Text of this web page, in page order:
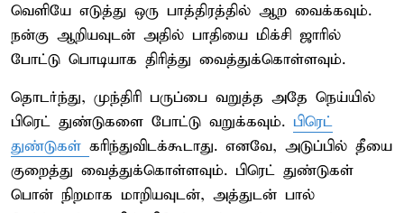
வெளியே எடுத்து ஒரு பாத்திரத்தில் ஆற வைக்கவும்.
நன்கு ஆறியவுடன் அதில் பாதியை மிக்சி ஜாரில்
போட்டு பொடியாக திரித்து வைத்துக்கொள்ளவும்.
தொடர்ந்து, முந்திரி பருப்பை வறுத்த அதே நெய்யில்
பிரெட் துண்டுகளை போட்டு வறுக்கவும். பிரெட்
துண்டுகள் கரிந்துவிடக்கூடாது. எனவே, அடுப்பில் தீயை
குறைத்து வைத்துக்கொள்ளவும். பிரெட் துண்டுகள்
பொன் நிறமாக மாறியவுடன், அத்துடன் பால்